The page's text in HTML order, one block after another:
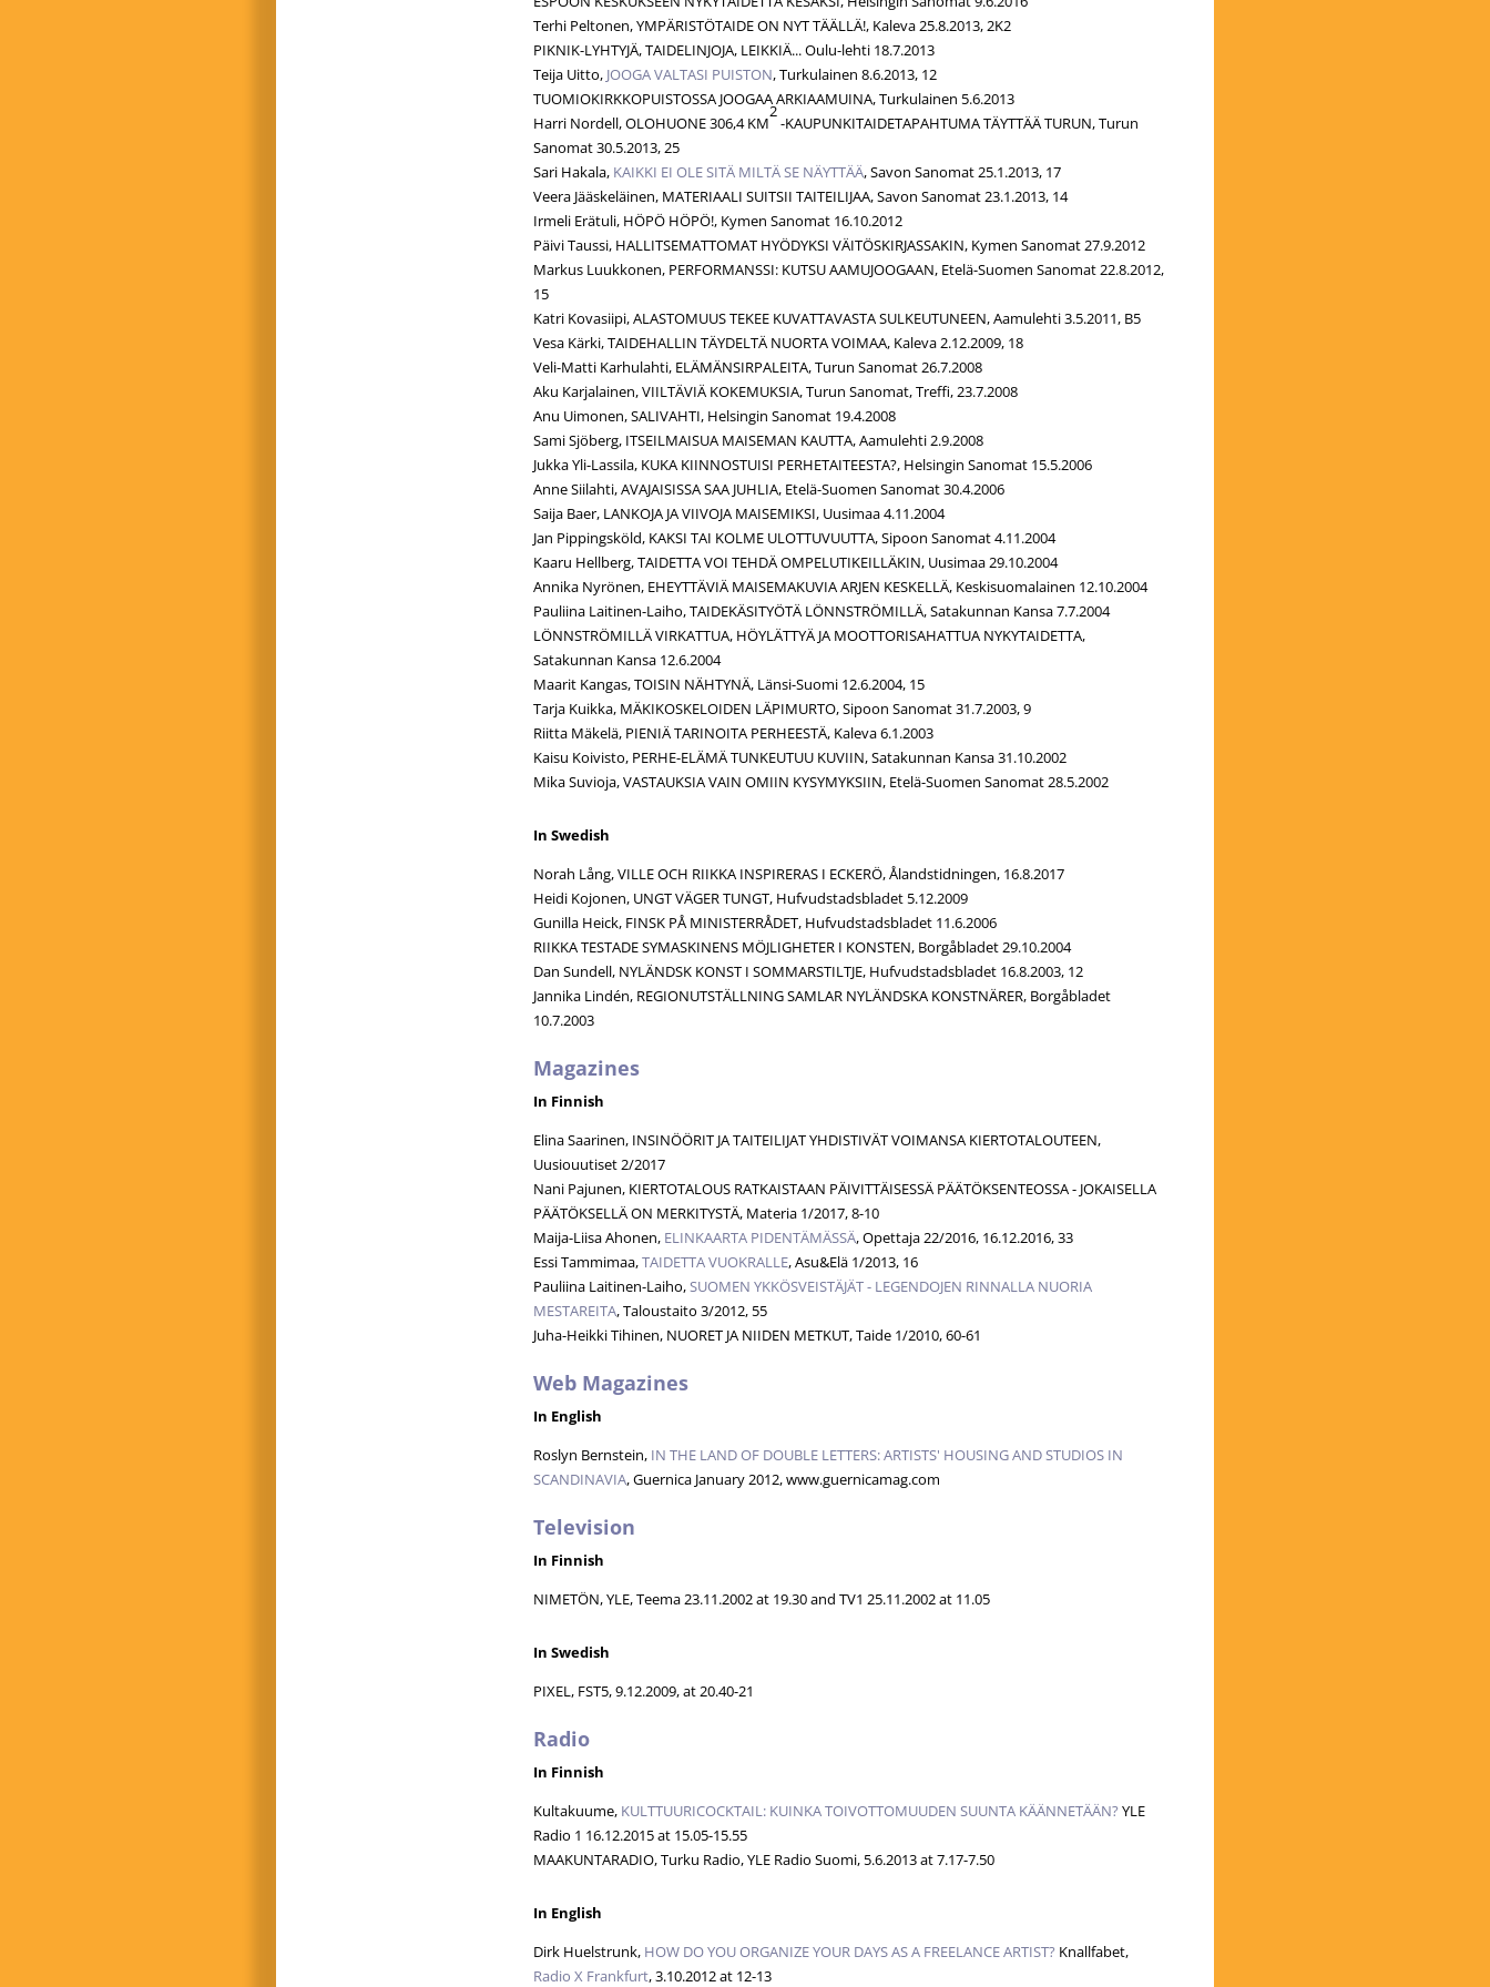
Terhi Peltonen, YMPÄRISTÖTAIDE ON NYT TÄÄLLÄ!, Kaleva 25.8.2013, 2K2
PIKNIK-LYHTYJÄ, TAIDELINJOJA, LEIKKIÄ... Oulu-lehti 18.7.2013
Teija Uitto, JOOGA VALTASI PUISTON, Turkulainen 8.6.2013, 12
TUOMIOKIRKKOPUISTOSSA JOOGAA ARKIAAMUINA, Turkulainen 5.6.2013
Harri Nordell, OLOHUONE 306,4 KM
2
-KAUPUNKITAIDETAPAHTUMA TÄYTTÄÄ TURUN, Turun
Sanomat 30.5.2013, 25
Sari Hakala, KAIKKI EI OLE SITÄ MILTÄ SE NÄYTTÄÄ, Savon Sanomat 25.1.2013, 17
Veera Jääskeläinen, MATERIAALI SUITSII TAITEILIJAA, Savon Sanomat 23.1.2013, 14
Irmeli Erätuli, HÖPÖ HÖPÖ!, Kymen Sanomat 16.10.2012
Päivi Taussi, HALLITSEMATTOMAT HYÖDYKSI VÄITÖSKIRJASSAKIN, Kymen Sanomat 27.9.2012
Markus Luukkonen, PERFORMANSSI: KUTSU AAMUJOOGAAN, Etelä-Suomen Sanomat 22.8.2012,
15
Katri Kovasiipi, ALASTOMUUS TEKEE KUVATTAVASTA SULKEUTUNEEN, Aamulehti 3.5.2011, B5
Vesa Kärki, TAIDEHALLIN TÄYDELTÄ NUORTA VOIMAA, Kaleva 2.12.2009, 18
Veli-Matti Karhulahti, ELÄMÄNSIRPALEITA, Turun Sanomat 26.7.2008
Aku Karjalainen, VIILTÄVIÄ KOKEMUKSIA, Turun Sanomat, Treffi, 23.7.2008
Anu Uimonen, SALIVAHTI, Helsingin Sanomat 19.4.2008
Sami Sjöberg, ITSEILMAISUA MAISEMAN KAUTTA, Aamulehti 2.9.2008
Jukka Yli-Lassila, KUKA KIINNOSTUISI PERHETAITEESTA?, Helsingin Sanomat 15.5.2006
Anne Siilahti, AVAJAISISSA SAA JUHLIA, Etelä-Suomen Sanomat 30.4.2006
Saija Baer, LANKOJA JA VIIVOJA MAISEMIKSI, Uusimaa 4.11.2004
Jan Pippingsköld, KAKSI TAI KOLME ULOTTUVUUTTA, Sipoon Sanomat 4.11.2004
Kaaru Hellberg, TAIDETTA VOI TEHDÄ OMPELUTIKEILLÄKIN, Uusimaa 29.10.2004
Annika Nyrönen, EHEYTTÄVIÄ MAISEMAKUVIA ARJEN KESKELLÄ, Keskisuomalainen 12.10.2004
Pauliina Laitinen-Laiho, TAIDEKÄSITYÖTÄ LÖNNSTRÖMILLÄ, Satakunnan Kansa 7.7.2004
LÖNNSTRÖMILLÄ VIRKATTUA, HÖYLÄTTYÄ JA MOOTTORISAHATTUA NYKYTAIDETTA,
Satakunnan Kansa 12.6.2004
Maarit Kangas, TOISIN NÄHTYNÄ, Länsi-Suomi 12.6.2004, 15
Tarja Kuikka, MÄKIKOSKELOIDEN LÄPIMURTO, Sipoon Sanomat 31.7.2003, 9
Riitta Mäkelä, PIENIÄ TARINOITA PERHEESTÄ, Kaleva 6.1.2003
Kaisu Koivisto, PERHE-ELÄMÄ TUNKEUTUU KUVIIN, Satakunnan Kansa 31.10.2002
Mika Suvioja, VASTAUKSIA VAIN OMIIN KYSYMYKSIIN, Etelä-Suomen Sanomat 28.5.2002
In Swedish
Norah Lång, VILLE OCH RIIKKA INSPIRERAS I ECKERÖ, Ålandstidningen, 16.8.2017
Heidi Kojonen, UNGT VÄGER TUNGT, Hufvudstadsbladet 5.12.2009
Gunilla Heick, FINSK PÅ MINISTERRÅDET, Hufvudstadsbladet 11.6.2006
RIIKKA TESTADE SYMASKINENS MÖJLIGHETER I KONSTEN, Borgåbladet 29.10.2004
Dan Sundell, NYLÄNDSK KONST I SOMMARSTILTJE, Hufvudstadsbladet 16.8.2003, 12
Jannika Lindén, REGIONUTSTÄLLNING SAMLAR NYLÄNDSKA KONSTNÄRER, Borgåbladet
10.7.2003
Magazines
In Finnish
Elina Saarinen, INSINÖÖRIT JA TAITEILIJAT YHDISTIVÄT VOIMANSA KIERTOTALOUTEEN,
Uusiouutiset 2/2017
Nani Pajunen, KIERTOTALOUS RATKAISTAAN PÄIVITTÄISESSÄ PÄÄTÖKSENTEOSSA - JOKAISELLA
PÄÄTÖKSELLÄ ON MERKITYSTÄ, Materia 1/2017, 8-10
Maija-Liisa Ahonen, ELINKAARTA PIDENTÄMÄSSÄ, Opettaja 22/2016, 16.12.2016, 33
Essi Tammimaa,TAIDETTA VUOKRALLE, Asu&Elä 1/2013, 16
Pauliina Laitinen-Laiho,SUOMEN YKKÖSVEISTÄJÄT - LEGENDOJEN RINNALLA NUORIA
MESTAREITA, Taloustaito 3/2012, 55
Juha-Heikki Tihinen, NUORET JA NIIDEN METKUT, Taide 1/2010, 60-61
Web Magazines
In English
Roslyn Bernstein, IN THE LAND OF DOUBLE LETTERS: ARTISTS' HOUSING AND STUDIOS IN
SCANDINAVIA, Guernica January 2012, www.guernicamag.com
Television
In Finnish
NIMETÖN, YLE, Teema 23.11.2002 at 19.30 and TV1 25.11.2002 at 11.05
In Swedish
PIXEL, FST5, 9.12.2009, at 20.40-21
Radio
In Finnish
Kultakuume, KULTTUURICOCKTAIL: KUINKA TOIVOTTOMUUDEN SUUNTA KÄÄNNETÄÄN? YLE
Radio 1 16.12.2015 at 15.05-15.55
MAAKUNTARADIO, Turku Radio, YLE Radio Suomi, 5.6.2013 at 7.17-7.50
In English
Dirk Huelstrunk, HOW DO YOU ORGANIZE YOUR DAYS AS A FREELANCE ARTIST? Knallfabet,
Radio X Frankfurt, 3.10.2012 at 12-13